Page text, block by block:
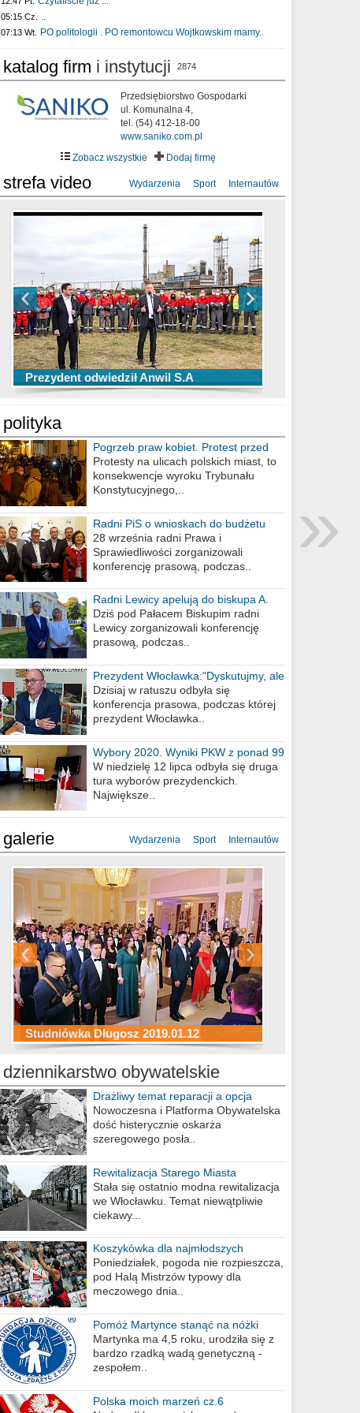
05:15 Cz. ..
07:13 Wt. PO politologii . PO remontowcu Wojtkowskim mamy..
katalog firm i instytucji 2874
Przedsiębiorstwo Gospodarki
ul. Komunalna 4,
tel. (54) 412-18-00
www.saniko.com.pl
Zobacz wszystkie
Dodaj firmę
strefa video Wydarzenia Sport Internautów
Prezydent odwiedził Anwil S.A
TOP 10 przechwytów Anwilu Włocławek
w EBL w sezonie 2019/2020
TOP 5 rzutów Anwilu Włocławek w BCL
w sezonie 2019/2020
Ni To Ponk - W oczach mamy strach
sixf33t .Last Year DRONE FOOTAGE
Włocławek
XXIII Sesja Rady Miasta Włocławek VIII
kadencji w dniu 09.06.2020 r.
polityka
Pogrzeb praw kobiet. Protest przed
biurem poselskim PiS
Protesty na ulicach polskich miast, to
konsekwencje wyroku Trybunału
Konstytucyjnego,..
Radni PiS o wnioskach do budżetu
miasta na 2021 rok
28 września radni Prawa i
Sprawiedliwości zorganizowali
konferencję prasową, podczas..
Radni Lewicy apelują do biskupa A.
Wiesława Meringa
Dziś pod Pałacem Biskupim radni
Lewicy zorganizowali konferencję
prasową, podczas..
Prezydent Włocławka:"Dyskutujmy, ale
nie obrażajmy się”
Dzisiaj w ratuszu odbyła się
konferencja prasowa, podczas której
prezydent Włocławka..
Wybory 2020. Wyniki PKW z ponad 99
procent obwodów
W niedzielę 12 lipca odbyła się druga
tura wyborów prezydenckich.
Największe..
galerie Wydarzenia Sport Internautów
Studniówka Długosz 2019.01.12
ZS Budowlanych 2019.01.12
Studniówka LZK 2019.01.11
Studniówka Kopernik 2019.01.11
Studniówka LMK 2019.01.05
Studniówka ZS Ekonomicznych
2019.01.05
dziennikarstwo obywatelskie
Drażliwy temat reparacji a opcja
berlińska
Nowoczesna i Platforma Obywatelska
dość histerycznie oskarża
szeregowego posła..
Rewitalizacja Starego Miasta
Stała się ostatnio modna rewitalizacja
we Włocławku. Temat niewątpliwie
ciekawy...
Koszykówka dla najmłodszych
Poniedziałek, pogoda nie rozpieszcza,
pod Halą Mistrzów typowy dla
meczowego dnia..
Pomóż Martynce stanąć na nóżki
Martynka ma 4,5 roku, urodziła się z
bardzo rzadką wadą genetyczną -
zespołem..
Polska moich marzeń cz.6
»